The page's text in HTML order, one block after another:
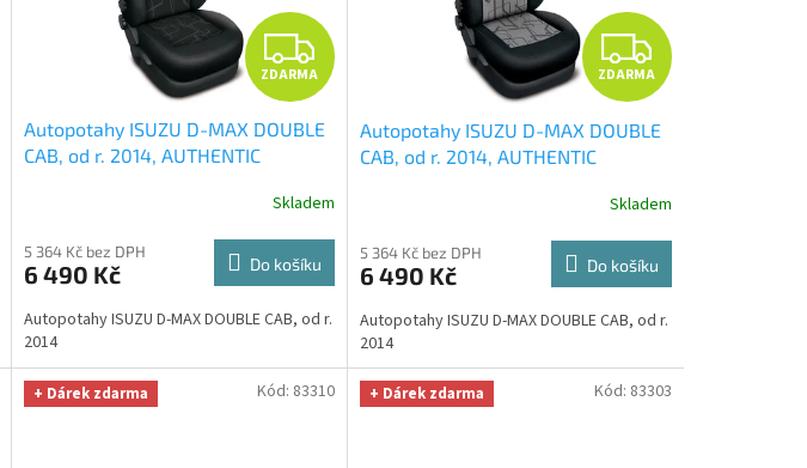
Z
D
A
R
M
A
ZDARMA
Autopotahy ISUZU D-MAX DOUBLE
CAB, od r. 2014, AUTHENTIC
Microfiber zdarma v hodnotě 329,-
Kč
Skladem
5 364 Kč bez DPH
6 490 Kč Do košíku
Autopotahy ISUZU D-MAX DOUBLE CAB, od r.
2014
Z
D
A
R
M
A
ZDARMA
Autopotahy ISUZU D-MAX DOUBLE
CAB, od r. 2014, AUTHENTIC
Kč
Skladem
5 364 Kč bez DPH
6 490 Kč Do košíku
Autopotahy ISUZU D-MAX DOUBLE CAB, od r.
2014
+ Dárek zdarma Kód: 83310 + Dárek zdarma Kód: 83303